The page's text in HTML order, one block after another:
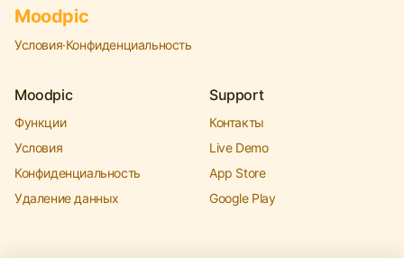
Moodpic
Условия·Конфиденциальность
Moodpic
Функции
Условия
Конфиденциальность
Удаление данных
Support
Контакты
Live Demo
App Store
Google Play